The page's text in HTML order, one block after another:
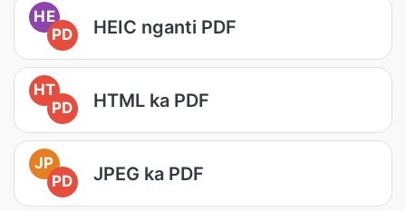
HE
PD
HEIC nganti PDF
HT
PD
HTML ka PDF
JP
PD
JPEG ka PDF